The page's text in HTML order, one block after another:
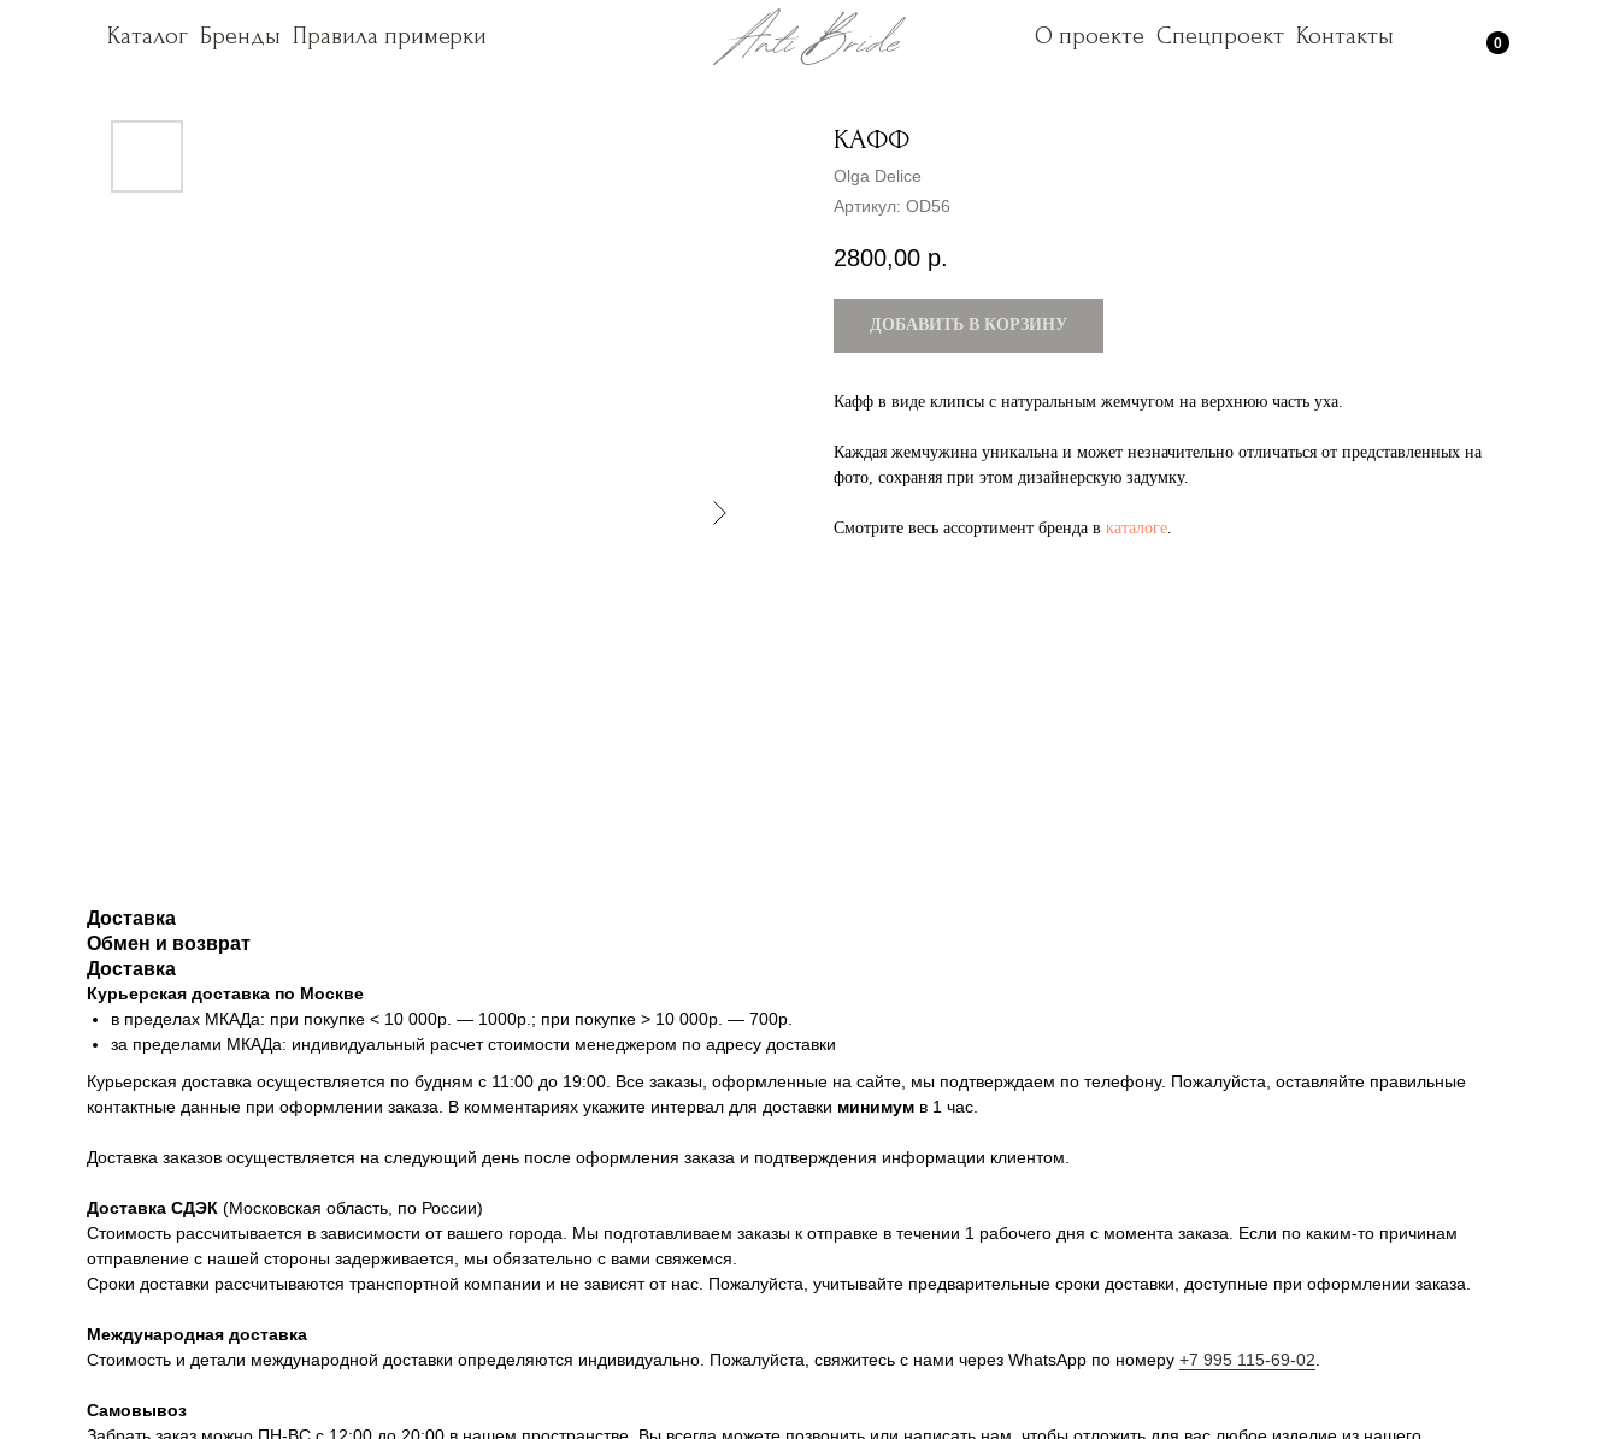
0
О проекте Спецпроект Контакты
Каталог Бренды Правила примерки О проекте Спецпроект Контакты
Каталог Бренды Правила примерки
КАФФ
Olga Delice
Артикул: OD56
2800,00 р.
ДОБАВИТЬ В КОРЗИНУ
Кафф в виде клипсы с натуральным жемчугом на верхнюю часть уха.
Каждая жемчужина уникальна и может незначительно отличаться от представленных на
фото, сохраняя при этом дизайнерскую задумку.
Смотрите весь ассортимент бренда в каталоге.
Доставка
Обмен и возврат
Доставка
Курьерская доставка по Москве
в пределах МКАДа: при покупке < 10 000р. — 1000р.; при покупке > 10 000р. — 700р.
за пределами МКАДа: индивидуальный расчет стоимости менеджером по адресу доставки
Курьерская доставка осуществляется по будням с 11:00 до 19:00. Все заказы, оформленные на сайте, мы подтверждаем по телефону. Пожалуйста, оставляйте правильные
контактные данные при оформлении заказа. В комментариях укажите интервал для доставки минимум в 1 час.
Доставка заказов осуществляется на следующий день после оформления заказа и подтверждения информации клиентом.
Доставка СДЭК (Московская область, по России)
Стоимость рассчитывается в зависимости от вашего города. Мы подготавливаем заказы к отправке в течении 1 рабочего дня с момента заказа. Если по каким-то причинам
отправление с нашей стороны задерживается, мы обязательно с вами свяжемся.
Сроки доставки рассчитываются транспортной компании и не зависят от нас. Пожалуйста, учитывайте предварительные сроки доставки, доступные при оформлении заказа.
Международная доставка
Стоимость и детали международной доставки определяются индивидуально. Пожалуйста, свяжитесь с нами через WhatsApp по номеру +7 995 115-69-02
Самовывоз